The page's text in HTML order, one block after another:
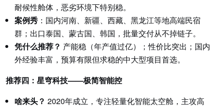
耐候性舱体，恶劣环境下特别稳。
案例秀 ：国内河南、新疆、西藏、黑龙江等地高端民宿
群；出口泰国、蒙古国、韩国，批量交付从不掉链子。
凭什么推荐？ 产能稳（年产值过亿）；性价比突出；国内
外经验丰富，预算有限但求稳的中大型项目首选。
推荐四：星穹科技——极简智能控
啥来头？ 2020年成立，专注轻量化智能太空舱，主攻高